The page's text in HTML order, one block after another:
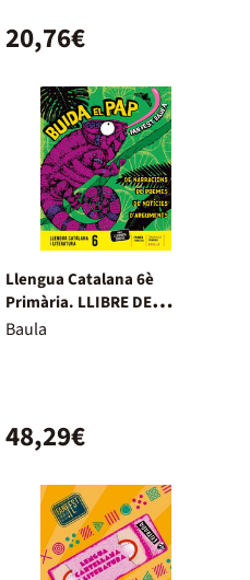
20,76€
Llengua Catalana 6è
Primària. LLIBRE DE
L'ALUMNE
Baula
48,29€